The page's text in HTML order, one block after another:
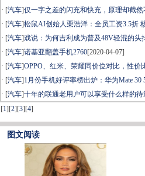
· [汽车]仅一字之差的闪充和快充，原理却截然
· [汽车]松鼠AI创始人栗浩洋：全员工资3.5折
· [汽车]戏说：为何吉利成为普及48V轻混的头
· [汽车]诺基亚翻盖手机2760[2020-04-07]
· [汽车]OPPO、红米、荣耀同价位对比，性价
· [汽车]1月份手机好评率榜出炉：华为Mate
· [汽车]十年的联通老用户可以享受什么样的待
[1][2][3][4]
图文阅读